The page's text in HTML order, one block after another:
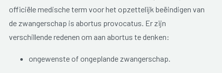
officiële medische term voor het opzettelijk beëindigen van
de zwangerschap is abortus provocatus. Er zijn
verschillende redenen om aan abortus te denken:
ongewenste of ongeplande zwangerschap.